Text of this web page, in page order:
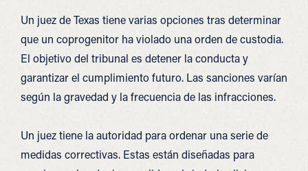
Un juez de Texas tiene varias opciones tras determinar
que un coprogenitor ha violado una orden de custodia.
El objetivo del tribunal es detener la conducta y
garantizar el cumplimiento futuro. Las sanciones varían
según la gravedad y la frecuencia de las infracciones.
Un juez tiene la autoridad para ordenar una serie de
medidas correctivas. Estas están diseñadas para